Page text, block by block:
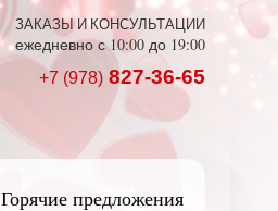
ЗАКАЗЫ И КОНСУЛЬТАЦИИ
ежедневно с 10:00 до 19:00
+7 (978) 827-36-65
Горячие предложения